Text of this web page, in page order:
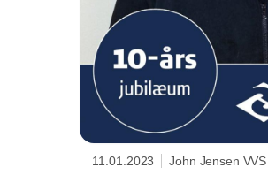
11.01.2023 John Jensen